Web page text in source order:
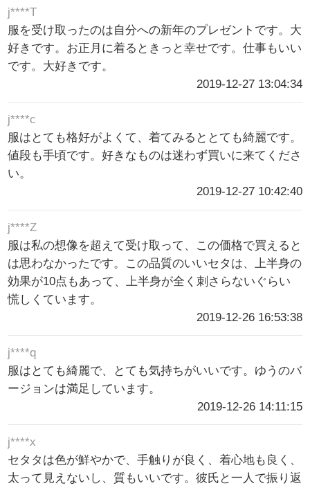
j****T
服を受け取ったのは自分への新年のプレゼントです。大
好きです。お正月に着るときっと幸せです。仕事もいい
です。大好きです。
2019-12-27 13:04:34
j****c
服はとても格好がよくて、着てみるととても綺麗です。
値段も手頃です。好きなものは迷わず買いに来てくださ
い。
2019-12-27 10:42:40
j****Z
服は私の想像を超えて受け取って、この価格で買えると
は思わなかったです。この品質のいいセタは、上半身の
効果が10点もあって、上半身が全く刺さらないぐらい
慌しくています。
2019-12-26 16:53:38
j****q
服はとても綺麗で、とても気持ちがいいです。ゆうのバ
ージョンは満足しています。
2019-12-26 14:11:15
j****x
セタタは色が鮮やかで、手触りが良く、着心地も良く、
太って見えないし、質もいいです。彼氏と一人で振り返